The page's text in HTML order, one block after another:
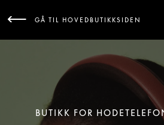
GÅ TIL HOVEDBUTIKKSIDEN
BUTIKK FOR